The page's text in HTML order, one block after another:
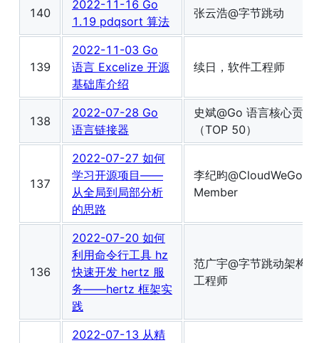
140
2022-11-16 Go
1.19 pdqsort 算法
张云浩@字节跳动
139
2022-11-03 Go
语言 Excelize 开源
基础库介绍
续日，软件工程师
138
2022-07-28 Go
语言链接器
史斌@Go 语言核心贡献
（TOP 50）
137
2022-07-27 如何
学习开源项目——
从全局到局部分析
的思路
李纪昀@CloudWeGo
Member
136
2022-07-20 如何
利用命令行工具 hz
快速开发 hertz 服
务——hertz 框架实
践
范广宇@字节跳动架构
工程师
2022-07-13 从精